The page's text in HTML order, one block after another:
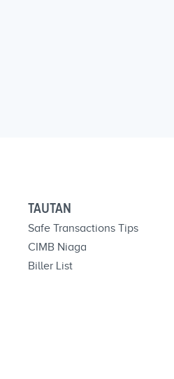
TAUTAN
Safe Transactions Tips
CIMB Niaga
Biller List